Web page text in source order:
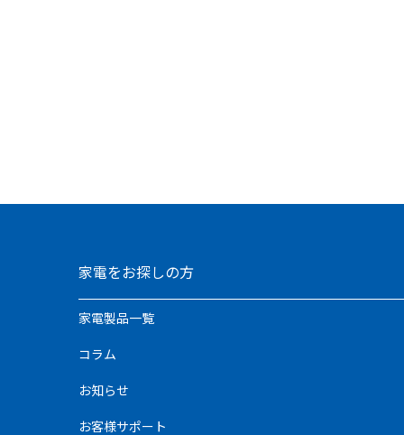
家電をお探しの方
家電製品一覧
コラム
お知らせ
お客様サポート